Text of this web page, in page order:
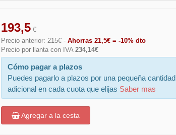
193,5 €
Precio anterior: 215€ - Ahorras 21,5€ = -10% dto
Precio por llanta con IVA 234,14€
Cómo pagar a plazos
Puedes pagarlo a plazos por una pequeña cantidad
adicional en cada cuota que elijas Saber mas
Agregar a la cesta